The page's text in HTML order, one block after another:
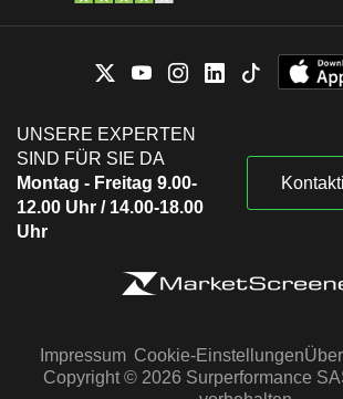
UNSERE EXPERTEN
SIND FÜR SIE DA
Montag - Freitag 9.00-
12.00 Uhr / 14.00-18.00
Uhr
Impressum Cookie-Einstellungen
Copyright © 2026 Surperformance